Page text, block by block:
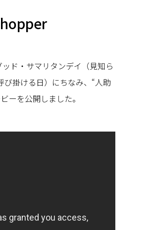
ド・サマリタンデイ（見知ら
掛ける日）にちなみ、“人助
ーを公開しました。